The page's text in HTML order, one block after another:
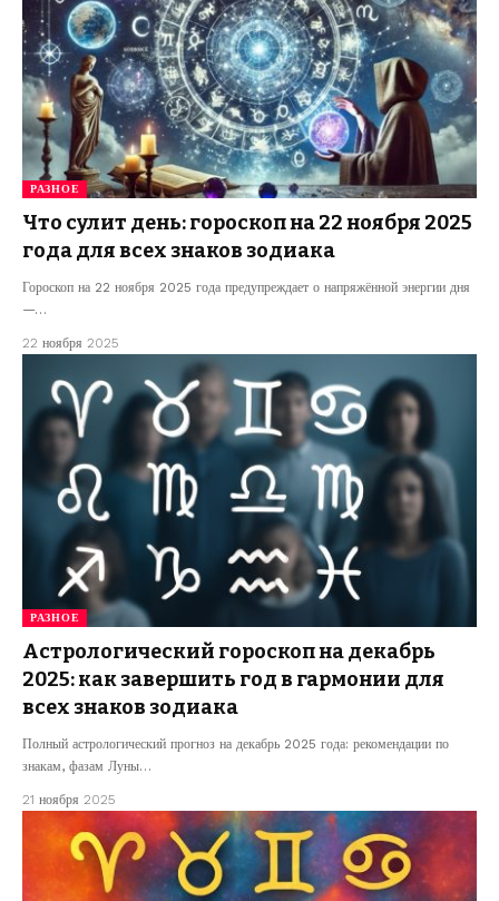
РАЗНОЕ
Что сулит день: гороскоп на 22 ноября 2025
года для всех знаков зодиака
Гороскоп на 22 ноября 2025 года предупреждает о напряжённой энергии дня
—…
22 ноября 2025
РАЗНОЕ
Астрологический гороскоп на декабрь
2025: как завершить год в гармонии для
всех знаков зодиака
Полный астрологический прогноз на декабрь 2025 года: рекомендации по
знакам, фазам Луны…
21 ноября 2025